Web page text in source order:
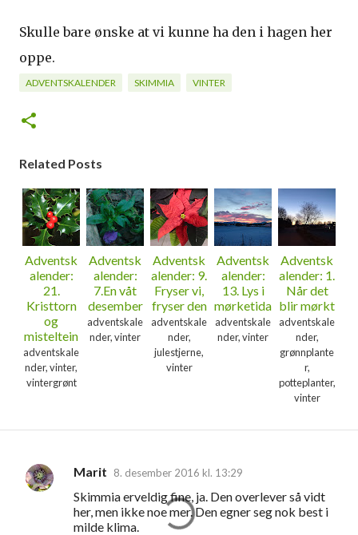
Skulle bare ønske at vi kunne ha den i hagen her
oppe.
ADVENTSKALENDER SKIMMIA VINTER
Related Posts
Adventsk
alender:
21.
Kristtorn
og
misteltein
adventskale
nder, vinter,
vintergrønt
Adventsk
alender:
7.En våt
desember
adventskale
nder, vinter
Adventsk
alender: 9.
Fryser vi,
fryser den
adventskale
nder,
julestjerne,
vinter
Adventsk
alender:
13. Lys i
mørketida
adventskale
nder, vinter
Adventsk
alender: 1.
Når det
blir mørkt
adventskale
nder,
grønnplante
r,
potteplanter,
vinter
K
Marit 8. desember 2016 kl. 13:29
Skimmia erveldig fine, ja. Den overlever så vidt
her, men ikke noe mer. Den egner seg nok best i
milde klima.